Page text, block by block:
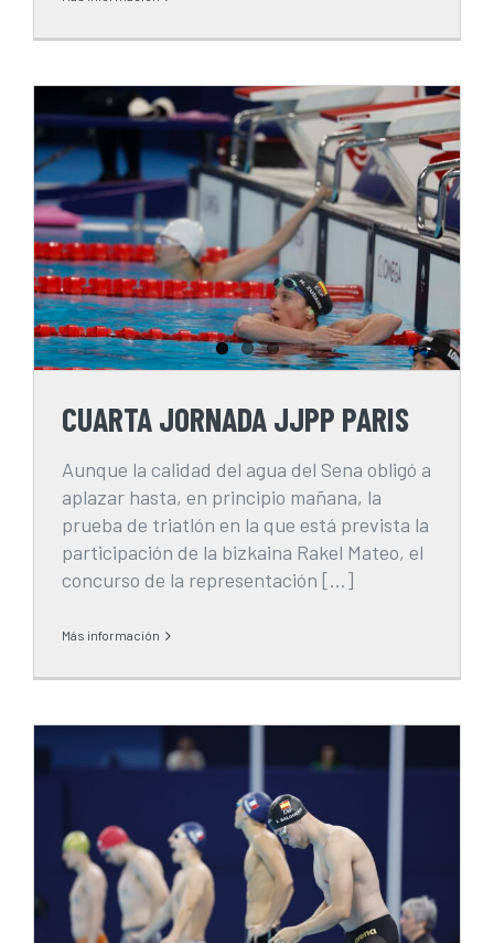
CUARTA JORNADA JJPP PARIS
CUARTA JORNADA JJPP PARIS
Aunque la calidad del agua del Sena obligó a
aplazar hasta, en principio mañana, la
prueba de triatlón en la que está prevista la
participación de la bizkaina Rakel Mateo, el
concurso de la representación [...]
Más información
IVAN SALGUERO, DIPLOMA EN
LOS 400 LIBRES.